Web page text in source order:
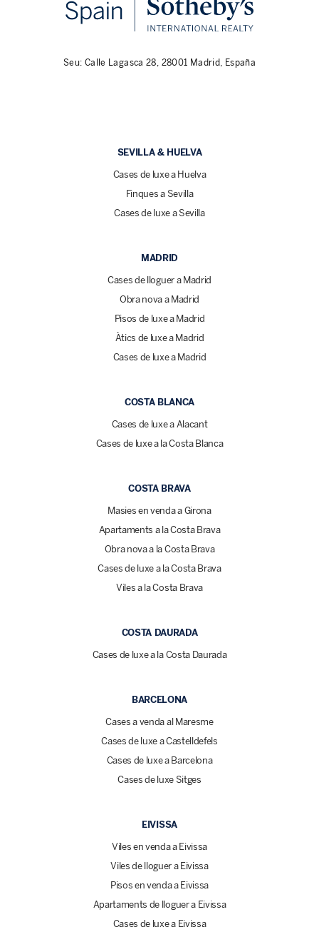
Seu: Calle Lagasca 28, 28001 Madrid, España
SEVILLA & HUELVA
Cases de luxe a Huelva
Finques a Sevilla
Cases de luxe a Sevilla
MADRID
Cases de lloguer a Madrid
Obra nova a Madrid
Pisos de luxe a Madrid
Àtics de luxe a Madrid
Cases de luxe a Madrid
COSTA BLANCA
Cases de luxe a Alacant
Cases de luxe a la Costa Blanca
COSTA BRAVA
Masies en venda a Girona
Apartaments a la Costa Brava
Obra nova a la Costa Brava
Cases de luxe a la Costa Brava
Viles a la Costa Brava
COSTA DAURADA
Cases de luxe a la Costa Daurada
BARCELONA
Cases a venda al Maresme
Cases de luxe a Castelldefels
Cases de luxe a Barcelona
Cases de luxe Sitges
EIVISSA
Viles en venda a Eivissa
Viles de lloguer a Eivissa
Pisos en venda a Eivissa
Apartaments de lloguer a Eivissa
Cases de luxe a Eivissa